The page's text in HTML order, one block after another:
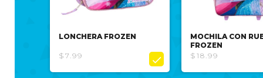
LONCHERA FROZEN
$7.99 
MOCHILA CON
FROZEN
$18.99